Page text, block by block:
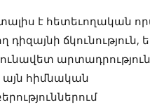
տալիս է հետեւողական
ճկունություն,
այն հիմնական